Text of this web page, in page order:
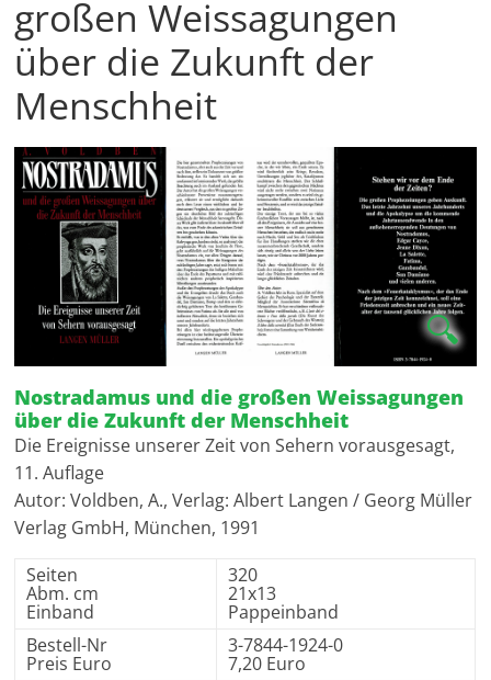
großen Weissagungen
über die Zukunft der
Menschheit
🔍
Nostradamus und die großen Weissagungen
über die Zukunft der Menschheit
Die Ereignisse unserer Zeit von Sehern vorausgesagt,
11. Auflage
Autor: Voldben, A., Verlag: Albert Langen / Georg Müller
Verlag GmbH, München, 1991
Seiten
Abm. cm
Einband
320
21x13
Pappeinband
Bestell-Nr
Preis Euro
3-7844-1924-0
7,20 Euro